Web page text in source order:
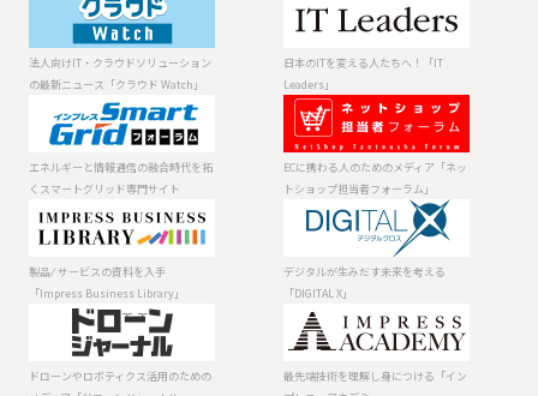
法人向けIT・ク
ラウドソリュー
ションの最新ニ
ュース「クラウ
日本のITを変え
「IT Leaders」
エネルギーと情
報通信の融合時
代を拓くスマー
トグリッド専門
ECに携わる人の
ためのメディア
「ネットショッ
プ担当者フォー
製品 ⁄ サービスの
資料を入手
「Impress
Business
Library」
デジタルが生み
だす未来を考え
る「DIGITAL X」
ドローンやロボ
ティクス活用の
ためのメディア
最先端技術を理
解し身につける
「インプレス・
法人向けIT・クラウドソリューション
の最新ニュース「クラウド Watch」
日本のITを変える人たちへ！「IT
Leaders」
エネルギーと情報通信の融合時代を拓
くスマートグリッド専門サイト
ECに携わる人のためのメディア「ネッ
トショップ担当者フォーラム」
製品 ⁄ サービスの資料を入手
「Impress Business Library」
デジタルが生みだす未来を考える
「DIGITAL X」
ドローンやロボティクス活用のための
最先端技術を理解し身につける「イン